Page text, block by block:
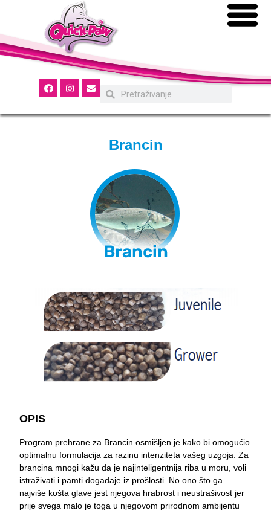
Brancin
OPIS
Program prehrane za Brancin osmišljen je kako bi omogućio
optimalnu formulacija za razinu intenziteta vašeg uzgoja. Za
brancina mnogi kažu da je najinteligentnija riba u moru, voli
istraživati i pamti događaje iz prošlosti. No ono što ga
najviše košta glave jest njegova hrabrost i neustrašivost jer
prije svega malo je toga u njegovom prirodnom ambijentu